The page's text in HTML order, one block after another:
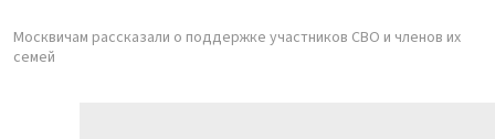
Москвичам рассказали о поддержке участников СВО и членов их
семей